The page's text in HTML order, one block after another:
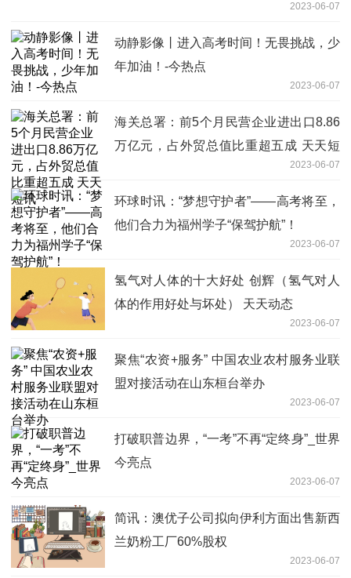
2023-06-07
动静影像丨进入高考时间！无畏挑战，少
年加油！-今热点
2023-06-07
海关总署：前5个月民营企业进出口8.86
万亿元，占外贸总值比重超五成 天天短
2023-06-07
环球时讯：“梦想守护者”——高考将至，
他们合力为福州学子“保驾护航”！
2023-06-07
氢气对人体的十大好处 创辉（氢气对人
体的作用好处与坏处） 天天动态
2023-06-07
聚焦“农资+服务” 中国农业农村服务业联
盟对接活动在山东桓台举办
2023-06-07
打破职普边界，“一考”不再“定终身”_世界
今亮点
2023-06-07
简讯：澳优子公司拟向伊利方面出售新西
兰奶粉工厂60%股权
2023-06-07